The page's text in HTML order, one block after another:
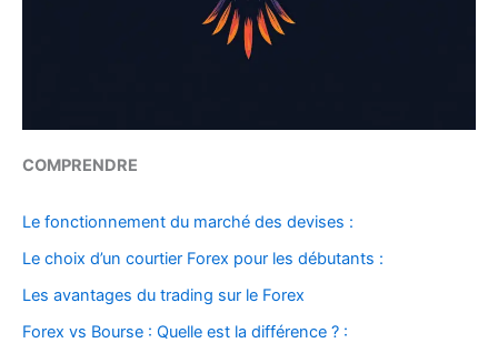
COMPRENDRE
Le fonctionnement du marché des devises :
Le choix d’un courtier Forex pour les débutants :
Les avantages du trading sur le Forex
Forex vs Bourse : Quelle est la différence ? :